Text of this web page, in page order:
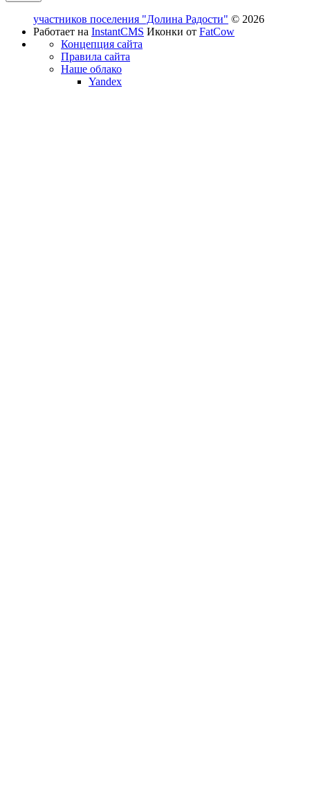
участников поселения "Долина Радости" © 2026
Работает на InstantCMS Иконки от FatCow
Концепция сайта
Правила сайта
Наше облако
Yandex